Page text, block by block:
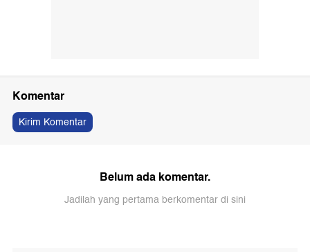
Komentar
Kirim Komentar
Belum ada komentar.
Jadilah yang pertama berkomentar di sini